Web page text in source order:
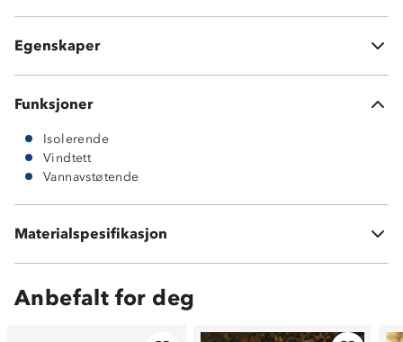
Egenskaper
Avtagbare fotstropper
Funksjoner
Isolerende
Vindtett
Vannavstøtende
Materialspesifikasjon
100 % polyester
Anbefalt for deg